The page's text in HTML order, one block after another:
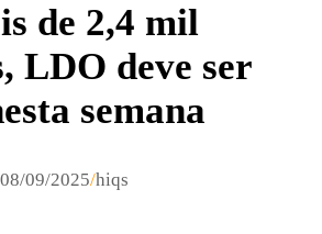
de 2,4 mil
LDO deve ser
semana
08/09/2025/hiqs